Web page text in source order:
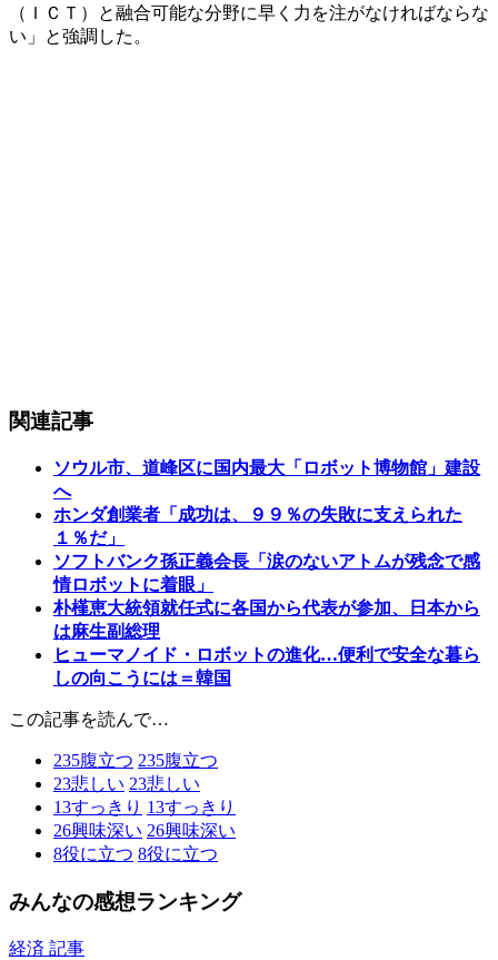
（ＩＣＴ）と融合可能な分野に早く力を注がなければならな
い」と強調した。
関連記事
ソウル市、道峰区に国内最大「ロボット博物館」建設
へ
ホンダ創業者「成功は、９９％の失敗に支えられた
１％だ」
ソフトバンク孫正義会長「涙のないアトムが残念で感
情ロボットに着眼」
朴槿恵大統領就任式に各国から代表が参加、日本から
は麻生副総理
ヒューマノイド・ロボットの進化…便利で安全な暮ら
しの向こうには＝韓国
この記事を読んで…
235腹立つ 235腹立つ
23悲しい 23悲しい
13すっきり 13すっきり
26興味深い 26興味深い
8役に立つ 8役に立つ
みんなの感想ランキング
経済 記事